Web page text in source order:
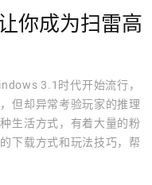
你成为扫雷高
3.1时代开始流行，
但却异常考验玩家的推理
生活方式，有着大量的粉
下载方式和玩法技巧，帮